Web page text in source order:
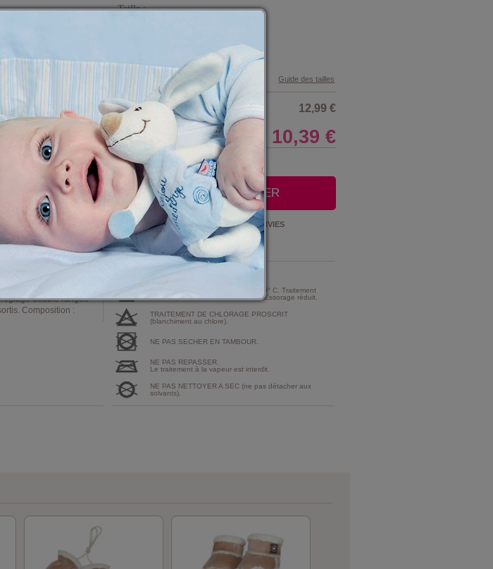
Taille :
+
Guide des tailles
12,99 €
Prix 10,39 €
+ D'INFOS SUR LE CLUB
AJOUTER AU PANIER
Ajouter à la LISTE D'ENVIES
double rangée
Composition :
Composition et Entretien :
PROGRAMME TRES MODERE A 30° C. Traitement
mécanique d'intensité très réduite. Essorage réduit.
TRAITEMENT DE CHLORAGE PROSCRIT
(blanchiment au chlore).
NE PAS SECHER EN TAMBOUR.
NE PAS REPASSER.
Le traitement à la vapeur est interdit.
NE PAS NETTOYER A SEC (ne pas détacher aux
solvants).